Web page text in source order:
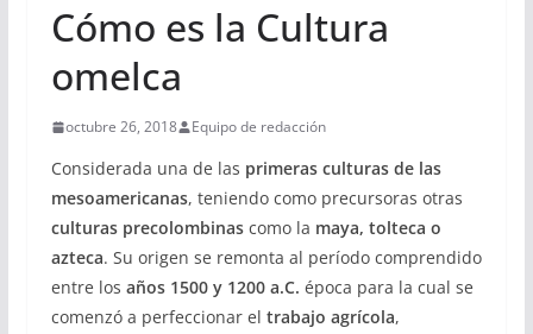
Cómo es la Cultura
omelca
octubre 26, 2018 Equipo de redacción
Considerada una de las primeras culturas de las
mesoamericanas, teniendo como precursoras otras
culturas precolombinascomo la maya, tolteca o
azteca. Su origen se remonta al período comprendido
entre los años 1500 y 1200 a.C. época para la cual se
comenzó a perfeccionar el trabajo agrícola,